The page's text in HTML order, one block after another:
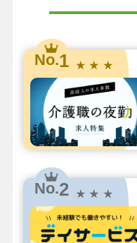
No.1 ★ ★ ★
No.2 ★ ★ ★